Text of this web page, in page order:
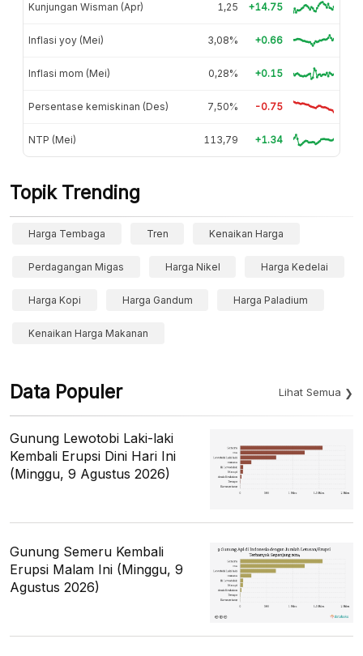
Kunjungan Wisman (Apr) 1,25 +14.75
Inflasi yoy (Mei) 3,08% +0.66
Inflasi mom (Mei) 0,28% +0.15
Persentase kemiskinan (Des) 7,50% -0.75
NTP (Mei) 113,79 +1.34
Topik Trending
Harga Tembaga Tren Kenaikan Harga
Perdagangan Migas Harga Nikel Harga Kedelai
Harga Kopi Harga Gandum Harga Paladium
Kenaikan Harga Makanan
Data Populer Lihat Semua
Gunung Lewotobi Laki-laki
Kembali Erupsi Dini Hari Ini
(Minggu, 9 Agustus 2026)
Gunung Semeru Kembali
Erupsi Malam Ini (Minggu, 9
Agustus 2026)